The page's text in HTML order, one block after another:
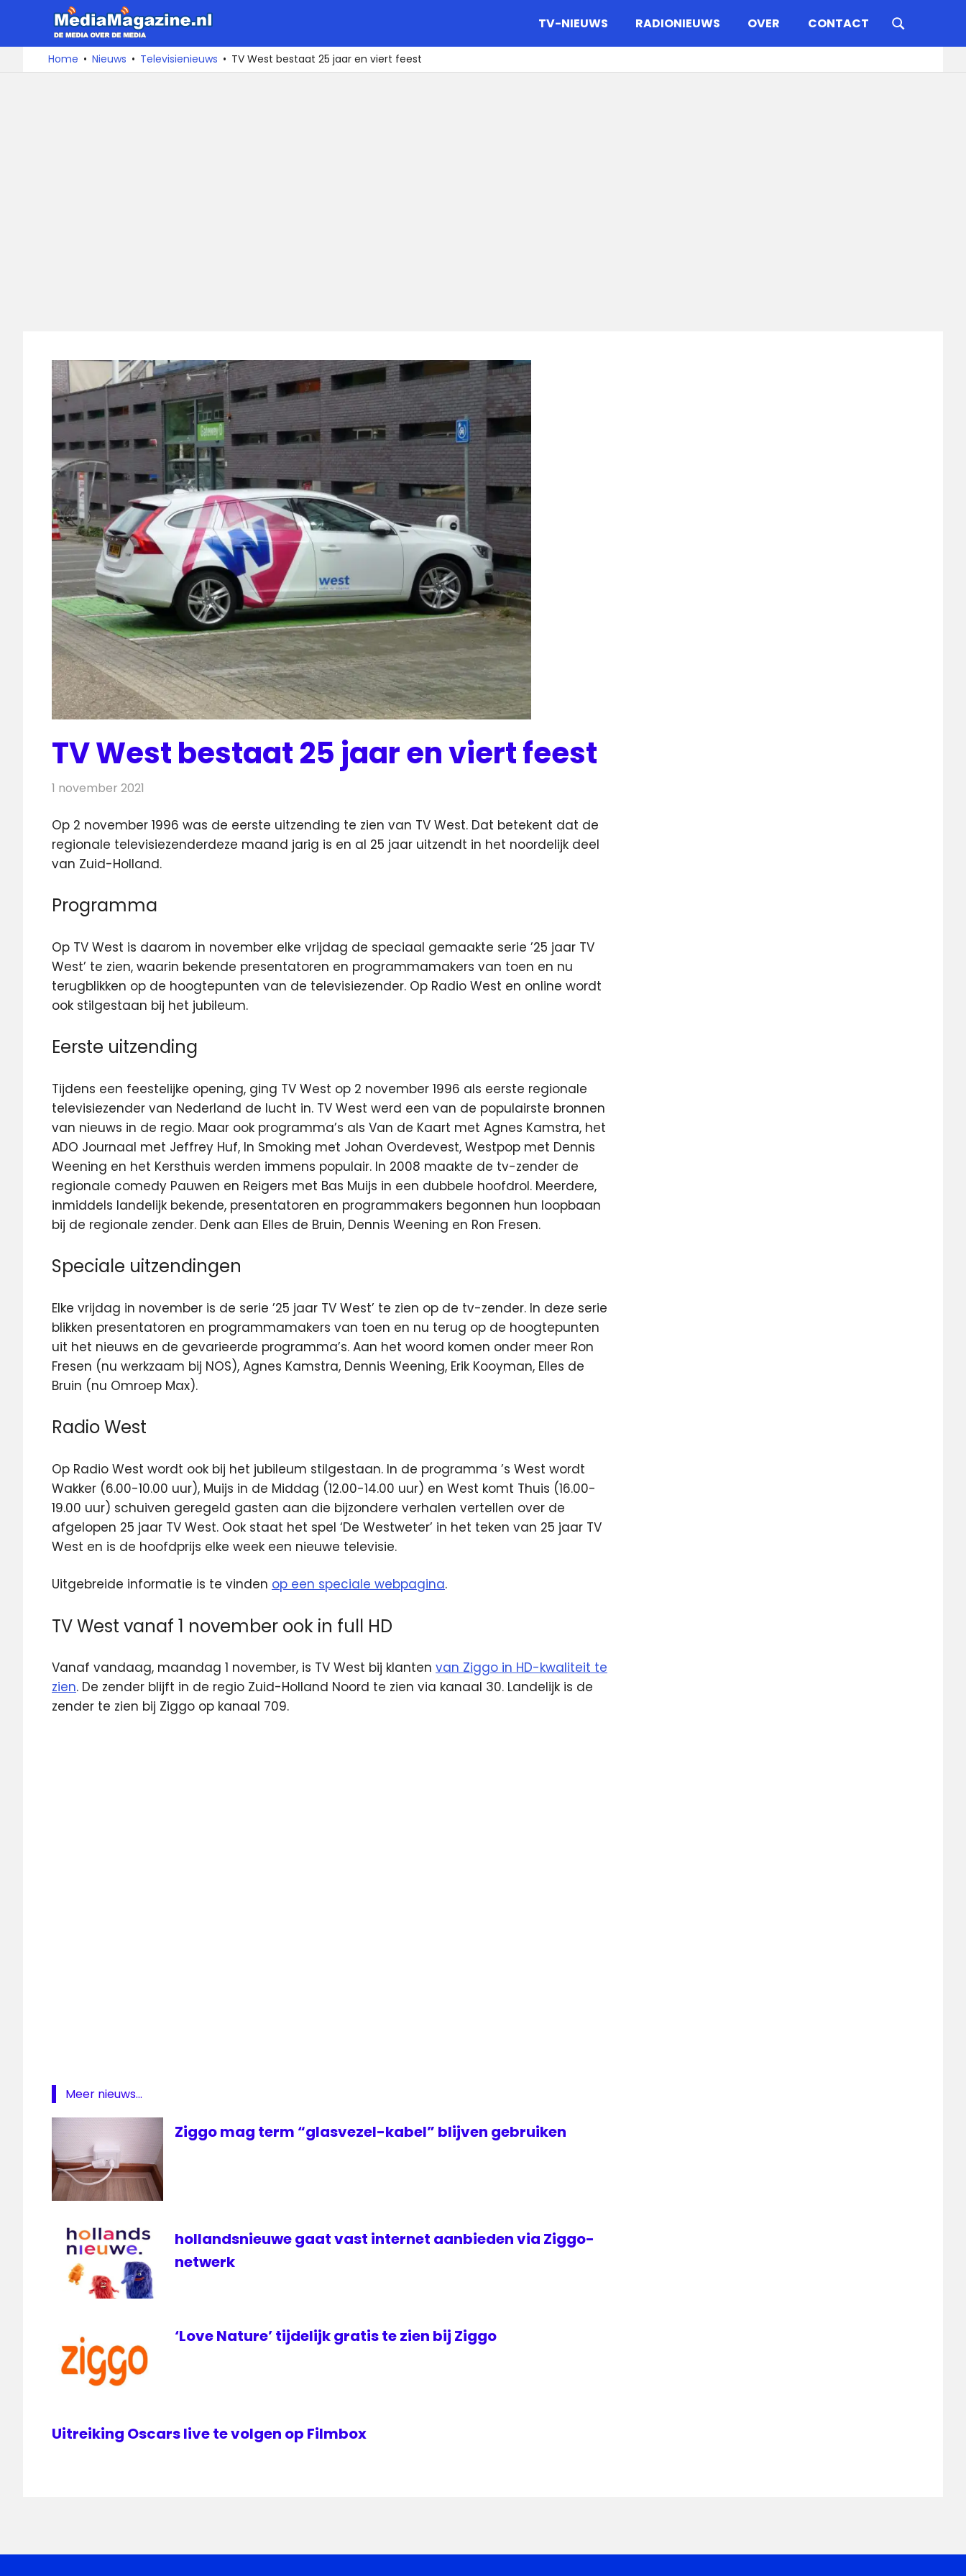
naar
De
media
over
TV-NIEUWS RADIONIEUWS OVER CONTACT
Home Nieuws Televisienieuws TV West bestaat 25 jaar en viert feest
TV West bestaat 25 jaar en viert feest
1 november 2021
Op 2 november 1996 was de eerste uitzending te zien van TV West. Dat betekent dat de
regionale televisiezenderdeze maand jarig is en al 25 jaar uitzendt in het noordelijk deel
van Zuid-Holland.
Programma
Op TV West is daarom in november elke vrijdag de speciaal gemaakte serie ’25 jaar TV
West’ te zien, waarin bekende presentatoren en programmamakers van toen en nu
terugblikken op de hoogtepunten van de televisiezender. Op Radio West en online wordt
ook stilgestaan bij het jubileum.
Eerste uitzending
Tijdens een feestelijke opening, ging TV West op 2 november 1996 als eerste regionale
televisiezender van Nederland de lucht in. TV West werd een van de populairste bronnen
van nieuws in de regio. Maar ook programma’s als Van de Kaart met Agnes Kamstra, het
ADO Journaal met Jeffrey Huf, In Smoking met Johan Overdevest, Westpop met Dennis
Weening en het Kersthuis werden immens populair. In 2008 maakte de tv-zender de
regionale comedy Pauwen en Reigers met Bas Muijs in een dubbele hoofdrol. Meerdere,
inmiddels landelijk bekende, presentatoren en programmakers begonnen hun loopbaan
bij de regionale zender. Denk aan Elles de Bruin, Dennis Weening en Ron Fresen.
Speciale uitzendingen
Elke vrijdag in november is de serie ’25 jaar TV West’ te zien op de tv-zender. In deze serie
blikken presentatoren en programmamakers van toen en nu terug op de hoogtepunten
uit het nieuws en de gevarieerde programma’s. Aan het woord komen onder meer Ron
Fresen (nu werkzaam bij NOS), Agnes Kamstra, Dennis Weening, Erik Kooyman, Elles de
Bruin (nu Omroep Max).
Radio West
Op Radio West wordt ook bij het jubileum stilgestaan. In de programma ’s West wordt
Wakker (6.00-10.00 uur), Muijs in de Middag (12.00-14.00 uur) en West komt Thuis (16.00-
19.00 uur) schuiven geregeld gasten aan die bijzondere verhalen vertellen over de
afgelopen 25 jaar TV West. Ook staat het spel ‘De Westweter’ in het teken van 25 jaar TV
West en is de hoofdprijs elke week een nieuwe televisie.
Uitgebreide informatie is te vinden op een speciale webpagina.
TV West vanaf 1 november ook in full HD
Vanaf vandaag, maandag 1 november, is TV West bij klanten van Ziggo in HD-kwaliteit te
zien. De zender blijft in de regio Zuid-Holland Noord te zien via kanaal 30. Landelijk is de
zender te zien bij Ziggo op kanaal 709.
Meer nieuws...
Ziggo mag term “glasvezel-kabel” blijven gebruiken
hollandsnieuwe gaat vast internet aanbieden via Ziggo-
netwerk
‘Love Nature’ tijdelijk gratis te zien bij Ziggo
Uitreiking Oscars live te volgen op Filmbox